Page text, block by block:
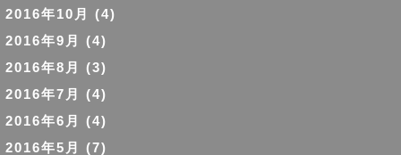
2016年10月
(4)
2016年9月
(4)
2016年8月
(3)
2016年7月
(4)
2016年6月
(4)
2016年5月
(7)